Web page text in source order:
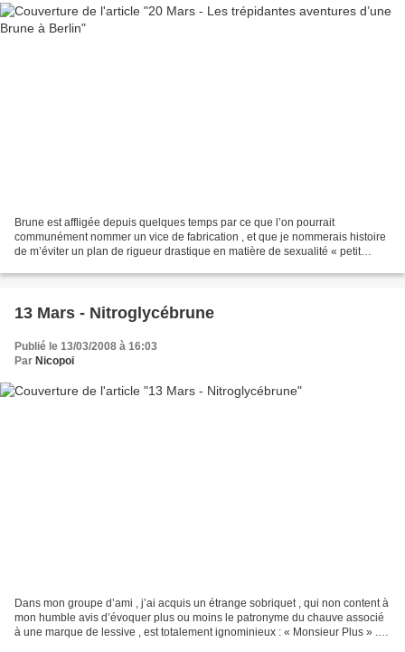
Brune est affligée depuis quelques temps par ce que l’on pourrait
communément nommer un vice de fabrication , et que je nommerais histoire
de m’éviter un plan de rigueur drastique en matière de sexualité « petit
13 Mars - Nitroglycébrune
Publié le 13/03/2008 à 16:03
Par Nicopoi
Dans mon groupe d’ami , j’ai acquis un étrange sobriquet , qui non content à
mon humble avis d’évoquer plus ou moins le patronyme du chauve associé
à une marque de lessive , est totalement ignominieux : « Monsieur Plus » .